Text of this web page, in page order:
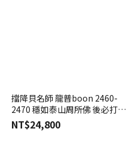
擋降貝名師 龍普boon 2460-
2470 穩如泰山周所佛 後必打與
招財符文 【夢幻佛牌】🌟
NT$24,800